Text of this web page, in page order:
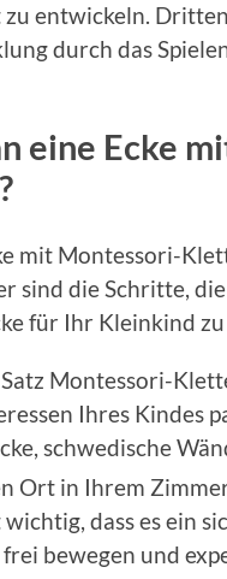
entwickeln.
durch das
eine Ecke
mit Montessori-
sind die Schritte,
für Ihr Kleinkind
Montessori-
Ihres Kindes
schwedische
Ort in Ihrem
dass es ein
bewegen und